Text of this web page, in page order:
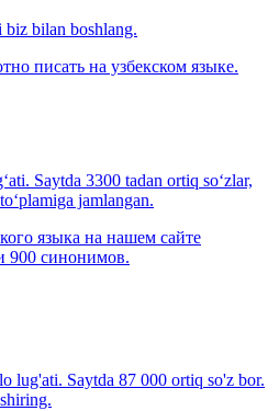
bilan boshlang.
писать на узбекском языке.
Saytda 3300 tadan ortiq so‘zlar,
jamlangan.
языка на нашем сайте
900 синонимов.
Saytda 87 000 ortiq so'z bor.